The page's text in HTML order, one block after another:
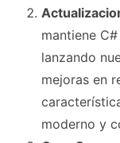
mantiene
lanzando
mejoras en
moderno y